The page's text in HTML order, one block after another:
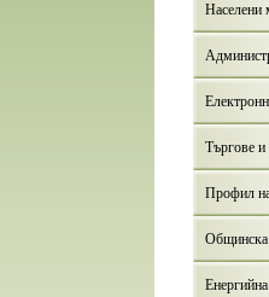
Населени
Търгове
Профил
Общинска